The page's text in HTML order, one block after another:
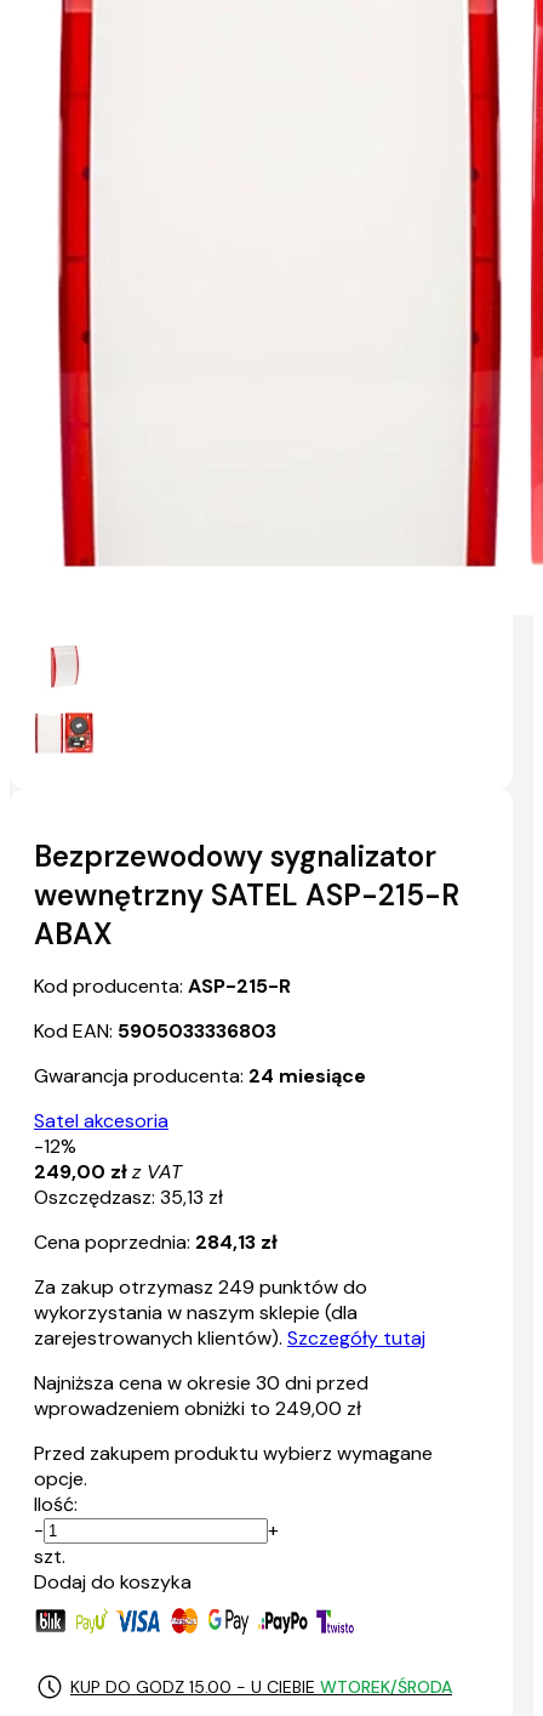
Bezprzewodowy sygnalizator
wewnętrzny SATEL ASP-215-R
ABAX
Kod producenta: ASP-215-R
Kod EAN: 5905033336803
Gwarancja producenta: 24 miesiące
Satel akcesoria
-12%
249,00 złz VAT
Oszczędzasz: 35,13 zł
Cena poprzednia: 284,13 zł
Za zakup otrzymasz 249 punktów do
wykorzystania w naszym sklepie (dla
zarejestrowanych klientów). Szczegóły tutaj
Najniższa cena w okresie 30 dni przed
wprowadzeniem obniżki to 249,00 zł
Przed zakupem produktu wybierz wymagane
opcje.
Ilość:
-
+
szt.
Dodaj do koszyka
KUP DO GODZ 15.00 - U CIEBIE WTOREK/ŚRODA